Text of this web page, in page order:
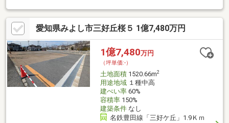
≪ライフインフォメーション≫◎中部小学校 徒歩6分 ◎三好中
学校 徒歩11分◎ファミリーマート保田ヶ池公園 徒歩2分◎ウエ
ルシアみよし蜂ヶ池店 徒歩3分◎保田ヶ池公園 徒歩2分＼＼公式
LINEでは24時間365日お問合せ対応可能です！／／物件の詳細や
ご見学をご希望の方はお気軽にお問い合わせください(^O^)周辺で
お探しの方も、ぜひ一度お問い合わせくださいませ！
愛知県みよし市三好丘桜５ 1億7,480万円
1億7,480万円
（坪単価:-）
土地面積1520.66m2
用途地域１種中高
建ぺい率60%
容積率150%
建築条件なし
名鉄豊田線「三好ケ丘」1.9Ｋｍ